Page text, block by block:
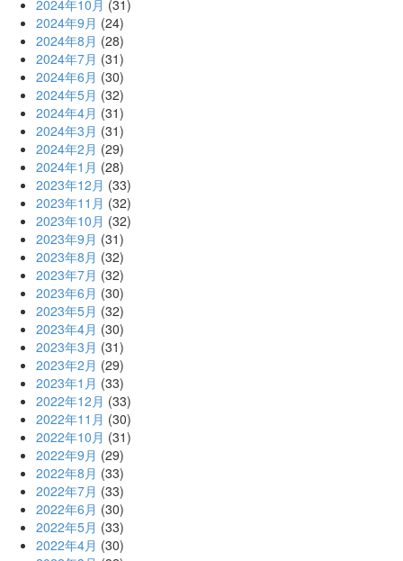
2024年10月 (31)
2024年9月 (24)
2024年8月 (28)
2024年7月 (31)
2024年6月 (30)
2024年5月 (32)
2024年4月 (31)
2024年3月 (31)
2024年2月 (29)
2024年1月 (28)
2023年12月 (33)
2023年11月 (32)
2023年10月 (32)
2023年9月 (31)
2023年8月 (32)
2023年7月 (32)
2023年6月 (30)
2023年5月 (32)
2023年4月 (30)
2023年3月 (31)
2023年2月 (29)
2023年1月 (33)
2022年12月 (33)
2022年11月 (30)
2022年10月 (31)
2022年9月 (29)
2022年8月 (33)
2022年7月 (33)
2022年6月 (30)
2022年5月 (33)
2022年4月 (30)